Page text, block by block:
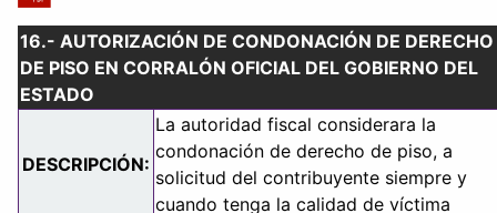
16.- AUTORIZACIÓN DE CONDONACIÓN DE DERECHO
DE PISO EN CORRALÓN OFICIAL DEL GOBIERNO DEL
ESTADO
DESCRIPCIÓN:
La autoridad fiscal considerara la
condonación de derecho de piso, a
solicitud del contribuyente siempre y
cuando tenga la calidad de víctima